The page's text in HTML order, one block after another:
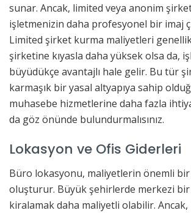
sunar. Ancak, limited veya anonim
işletmenizin daha profesyonel bir imaj
Limited şirket kurma maliyetleri
şirketine kıyasla daha yüksek olsa da,
büyüdükçe avantajlı hale gelir. Bu tür
karmaşık bir yasal altyapıya sahip
muhasebe hizmetlerine daha fazla
da göz önünde bulundurmalısınız.
Lokasyon ve Ofis Giderleri
Büro lokasyonu, maliyetlerin önemli bir
oluşturur. Büyük şehirlerde merkezi
kiralamak daha maliyetli olabilir.